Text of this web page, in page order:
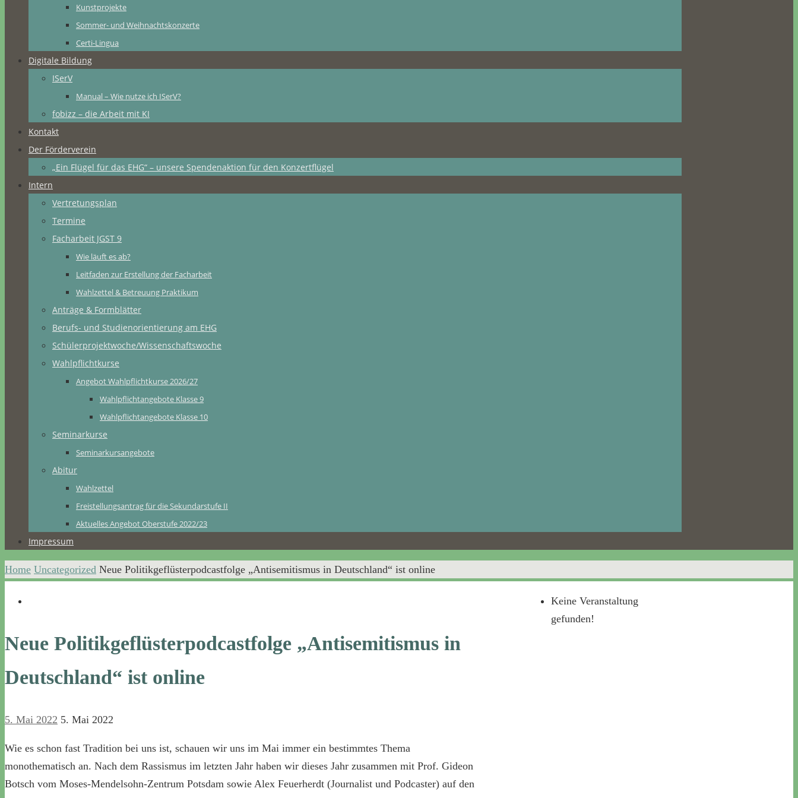
Kunstprojekte
Sommer- und Weihnachtskonzerte
Certi-Lingua
Digitale Bildung
ISerV
Manual – Wie nutze ich ISerV?
fobizz – die Arbeit mit KI
Kontakt
Der Förderverein
„Ein Flügel für das EHG“ – unsere Spendenaktion für den Konzertflügel
Intern
Vertretungsplan
Termine
Facharbeit JGST 9
Wie läuft es ab?
Leitfaden zur Erstellung der Facharbeit
Wahlzettel & Betreuung Praktikum
Anträge & Formblätter
Berufs- und Studienorientierung am EHG
Schülerprojektwoche/Wissenschaftswoche
Wahlpflichtkurse
Angebot Wahlpflichtkurse 2026/27
Wahlpflichtangebote Klasse 9
Wahlpflichtangebote Klasse 10
Seminarkurse
Seminarkursangebote
Abitur
Wahlzettel
Freistellungsantrag für die Sekundarstufe II
Aktuelles Angebot Oberstufe 2022/23
Impressum
Home Uncategorized Neue Politikgeflüsterpodcastfolge „Antisemitismus in Deutschland“ ist online
Neue Politikgeflüsterpodcastfolge „Antisemitismus in
Deutschland“ ist online
5. Mai 2022 5. Mai 2022
Wie es schon fast Tradition bei uns ist, schauen wir uns im Mai immer ein bestimmtes Thema
monothematisch an. Nach dem Rassismus im letzten Jahr haben wir dieses Jahr zusammen mit Prof. Gideon
Botsch vom Moses-Mendelsohn-Zentrum Potsdam sowie Alex Feuerherdt (Journalist und Podcaster) auf den
Keine Veranstaltung
gefunden!